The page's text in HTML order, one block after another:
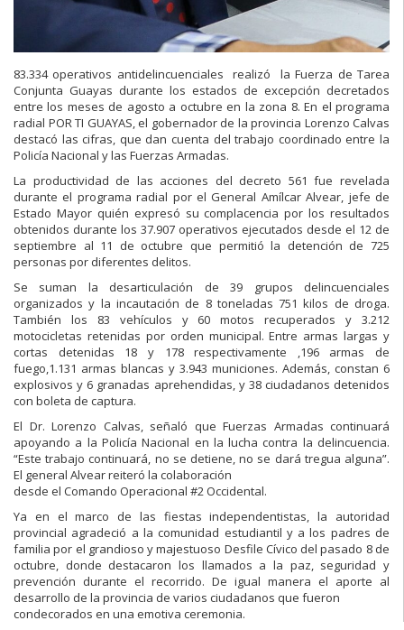
83.334 operativos antidelincuenciales realizó la Fuerza de Tarea
Conjunta Guayas durante los estados de excepción decretados
entre los meses de agosto a octubre en la zona 8. En el programa
radial POR TI GUAYAS, el gobernador de la provincia Lorenzo Calvas
destacó las cifras, que dan cuenta del trabajo coordinado entre la
Policía Nacional y las Fuerzas Armadas.
La productividad de las acciones del decreto 561 fue revelada
durante el programa radial por el General Amílcar Alvear, jefe de
Estado Mayor quién expresó su complacencia por los resultados
obtenidos durante los 37.907 operativos ejecutados desde el 12 de
septiembre al 11 de octubre que permitió la detención de 725
personas por diferentes delitos.
Se suman la desarticulación de 39 grupos delincuenciales
organizados y la incautación de 8 toneladas 751 kilos de droga.
También los 83 vehículos y 60 motos recuperados y 3.212
motocicletas retenidas por orden municipal. Entre armas largas y
cortas detenidas 18 y 178 respectivamente ,196 armas de
fuego,1.131 armas blancas y 3.943 municiones. Además, constan 6
explosivos y 6 granadas aprehendidas, y 38 ciudadanos detenidos
con boleta de captura.
El Dr. Lorenzo Calvas, señaló que Fuerzas Armadas continuará
apoyando a la Policía Nacional en la lucha contra la delincuencia.
“Este trabajo continuará, no se detiene, no se dará tregua alguna”.
El general Alvear reiteró la colaboración
desde el Comando Operacional #2 Occidental.
Ya en el marco de las fiestas independentistas, la autoridad
provincial agradeció a la comunidad estudiantil y a los padres de
familia por el grandioso y majestuoso Desfile Cívico del pasado 8 de
octubre, donde destacaron los llamados a la paz, seguridad y
prevención durante el recorrido. De igual manera el aporte al
desarrollo de la provincia de varios ciudadanos que fueron
condecorados en una emotiva ceremonia.